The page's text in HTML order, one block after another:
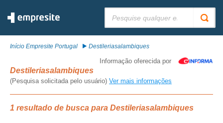
Início Empresite Portugal Destileriasalambiques
Informação oferecida por
Destileriasalambiques
(Pesquisa solicitada pelo usuário) Ver mais informações
1 resultado de busca para Destileriasalambiques